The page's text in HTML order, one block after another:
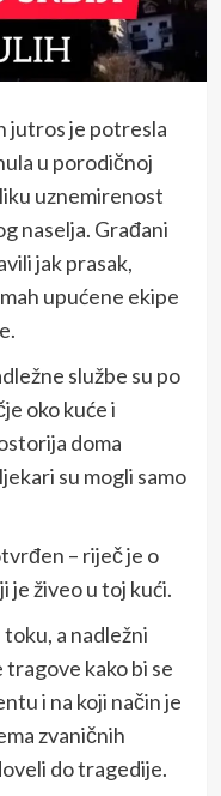
jutros je potresla
u porodičnoj
uznemirenost
naselja. Građani
jak prasak,
upućene ekipe
službe su po
oko kuće i
doma
su mogli samo
– riječ je o
je živeo u toj kući.
a nadležni
kako bi se
i na koji način je
zvaničnih
do tragedije.